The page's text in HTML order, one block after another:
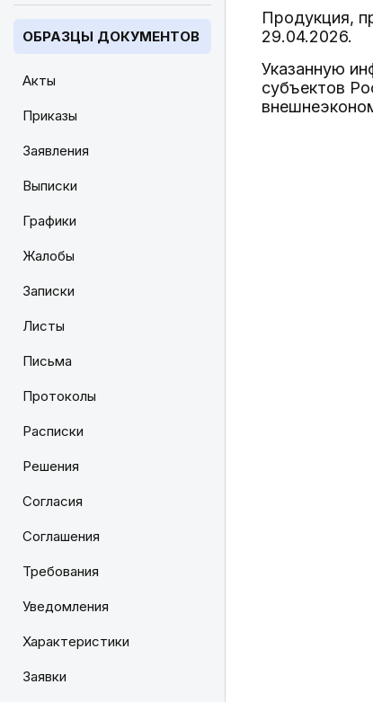
ОБРАЗЦЫ ДОКУМЕНТОВ
Акты
Приказы
Заявления
Выписки
Графики
Жалобы
Записки
Листы
Письма
Протоколы
Расписки
Решения
Согласия
Соглашения
Требования
Уведомления
Характеристики
Заявки
Продукция,
29.04.2026.
Указанную
субъектов